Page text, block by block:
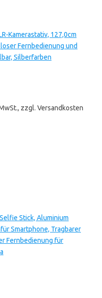
Kamerastativ, 127,0cm
Fernbedienung und
Silberfarben
zzgl. Versandkosten
Stick, Aluminium
Smartphone, Tragbarer
Fernbedienung für